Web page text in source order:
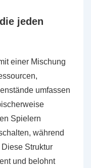
jeden
einer Mischung
umfassen
Spielern
während
Struktur
und belohnt